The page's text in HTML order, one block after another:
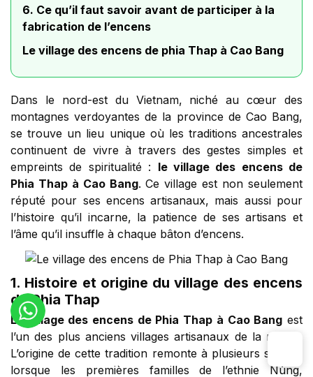
6. Ce qu’il faut savoir avant de participer à la
fabrication de l’encens
Le village des encens de phia Thap à Cao Bang
Dans le nord-est du Vietnam, niché au cœur des
montagnes verdoyantes de la province de Cao Bang,
se trouve un lieu unique où les traditions ancestrales
continuent de vivre à travers des gestes simples et
empreints de spiritualité : le village des encens de
Phia Thap à Cao Bang. Ce village est non seulement
réputé pour ses encens artisanaux, mais aussi pour
l’histoire qu’il incarne, la patience de ses artisans et
l’âme qu’il insuffle à chaque bâton d’encens.
1. Histoire et origine du village des encens
de Phia Thap
Le village des encens de Phia Thap à Cao Bang est
l’un des plus anciens villages artisanaux de la région.
L’origine de cette tradition remonte à plusieurs siècles,
lorsque les premières familles de l’ethnie Nùng,